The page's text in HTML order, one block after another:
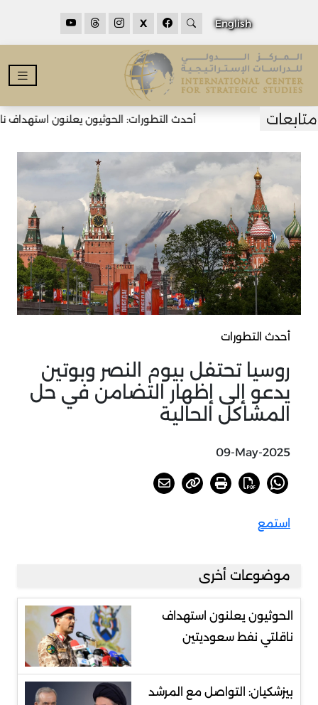
English
X
أحدث التطورات: الحوثيون يعلنون استهداف
أحدث التطورات
روسيا تحتفل بيوم النصر وبوتين
يدعو إلى إظهار التضامن في حل
المشاكل الحالية
09-May-2025
استمع
موضوعات أخرى
الحوثيون يعلنون استهداف
ناقلتي نفط سعوديتين
بيزشكيان: التواصل مع المرشد